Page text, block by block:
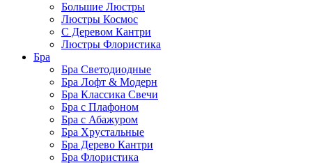
Большие Люстры
Люстры Космос
С Деревом Кантри
Люстры Флористика
Бра
Бра Светодиодные
Бра Лофт & Модерн
Бра Классика Свечи
Бра с Плафоном
Бра с Абажуром
Бра Хрустальные
Бра Дерево Кантри
Бра Флористика